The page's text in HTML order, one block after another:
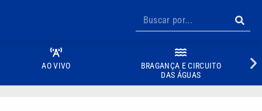
AO VIVO
BRAGANÇA E CIRCUITO
DAS ÁGUAS